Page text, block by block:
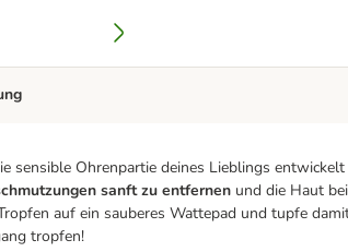
sensible Ohrenpartie deines Lieblings
sanft zu entfernen und die Haut
auf ein sauberes Wattepad und tupfe
tropfen!